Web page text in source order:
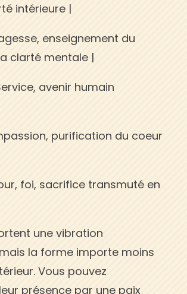
intérieure |
enseignement du
clarté mentale |
avenir humain
purification du coeur
foi, sacrifice transmuté en
une vibration
la forme importe moins
Vous pouvez
présence par une paix